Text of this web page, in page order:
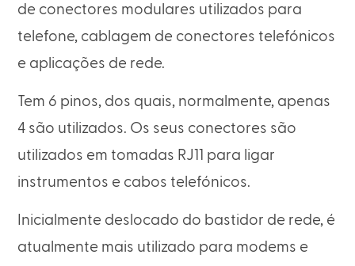
de conectores modulares utilizados para
telefone, cablagem de conectores telefónicos
e aplicações de rede.
Tem 6 pinos, dos quais, normalmente, apenas
4 são utilizados. Os seus conectores são
utilizados em tomadas RJ11 para ligar
instrumentos e cabos telefónicos.
Inicialmente deslocado do bastidor de rede, é
atualmente mais utilizado para modems e